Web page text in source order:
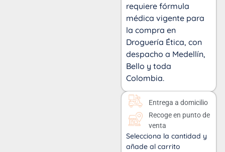
requiere fórmula
médica vigente para
la compra en
Droguería Ética, con
despacho a Medellín,
Bello y toda
Colombia.
Entrega a domicilio
Recoge en punto de
venta
Selecciona la cantidad y
añade al carrito